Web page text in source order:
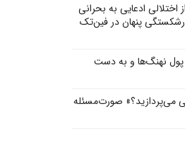
ادعایی به بحرانی
پنهان در فین‌تک
پول‌ نهنگ‌ها و به دست
می‌پردازید؟» صورت‌مسئله